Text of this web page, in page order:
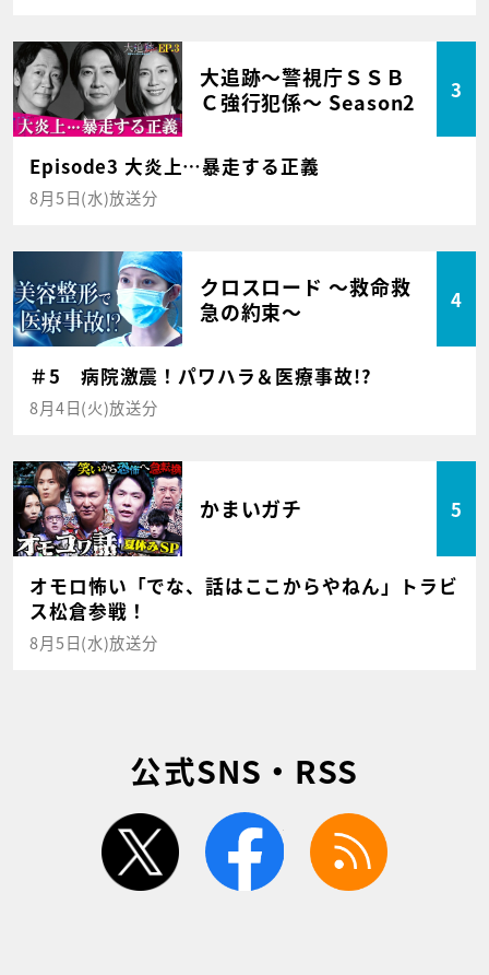
大追跡～警視庁ＳＳＢ
Ｃ強行犯係～ Season2
3
Episode3 大炎上…暴走する正義
8月5日(水)放送分
クロスロード ～救命救
急の約束～
4
＃5 病院激震！パワハラ＆医療事故!?
8月4日(火)放送分
かまいガチ 5
オモロ怖い「でな、話はここからやねん」トラビ
ス松倉参戦！
8月5日(水)放送分
公式SNS・RSS
twitter facebook